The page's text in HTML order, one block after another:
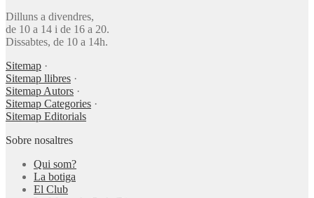
Dilluns a divendres,
de 10 a 14 i de 16 a 20.
Dissabtes, de 10 a 14h.
Sitemap ·
Sitemap llibres ·
Sitemap Autors ·
Sitemap Categories ·
Sitemap Editorials
Sobre nosaltres
Qui som?
La botiga
El Club